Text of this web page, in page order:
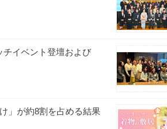
イベント登壇および
」が約8割を占める結果